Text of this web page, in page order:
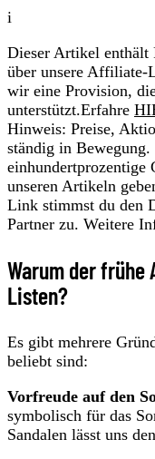
i
Dieser Artikel enthält
über unsere Affiliate-
wir eine Provision,
unterstützt.Erfahre
Hinweis: Preise,
ständig in
einhundertprozentige
unseren Artikeln
Link stimmst du den
Partner zu. Weitere
Warum der frühe
Listen?
Es gibt mehrere
beliebt sind:
Vorfreude auf den
symbolisch für das
Sandalen lässt uns